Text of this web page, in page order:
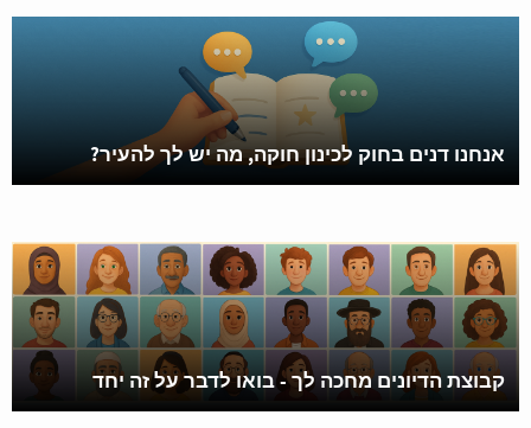
אנחנו דנים בחוק לכינון חוקה, מה יש לך להעיר?
קבוצת הדיונים מחכה לך - בואו לדבר על זה יחד